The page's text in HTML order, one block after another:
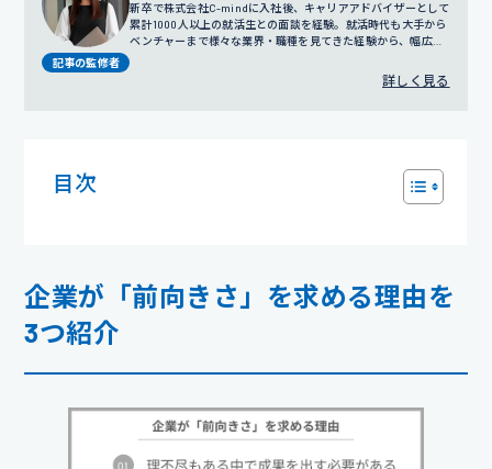
記事の監修者
新卒で株式会社C-mindに入社後、キャリアアドバイザーとして
累計1000人以上の就活生との面談を経験。就活時代も大手から
ベンチャーまで様々な業界・職種を見てきた経験から、幅広い
詳しく見る
目次
企業が「前向きさ」を求める理由を
3つ紹介